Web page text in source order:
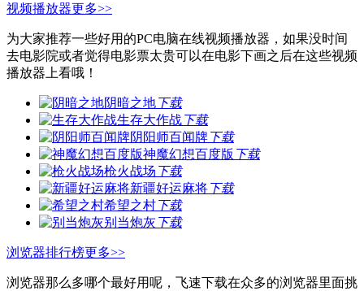
视频播放器更多>>
为大家推荐一些好用的PC电脑在线视频播放器，如果没时间
去电影院或者觉得电影票太贵可以在电影下画之后在这些视频
播放器上看哦！
阴暗之地下载
生存大作战下载
阴阳师百闻牌下载
神魔幻想百度版 下载
枪火战场 下载
新疆好运麻将下载
希望之村下载
别当炮灰 下载
浏览器排行榜更多>>
浏览器那么多哪个最好用呢，飞速下载在众多的浏览器里面挑